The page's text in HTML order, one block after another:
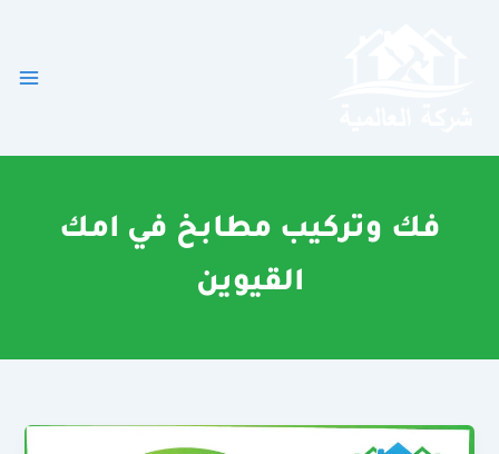
فك وتركيب مطابخ في امك
القيوين